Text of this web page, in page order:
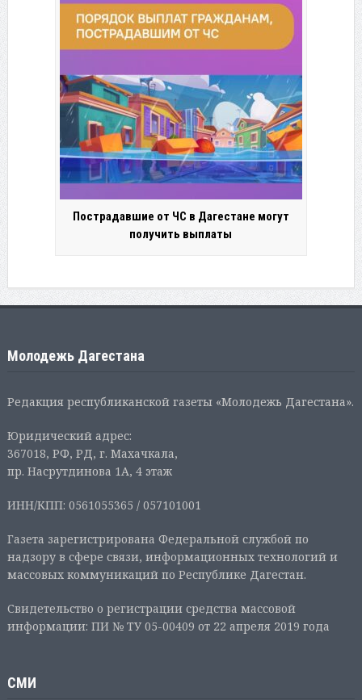
Пострадавшие от ЧС в Дагестане могут
получить выплаты
Молодежь Дагестана
Редакция республиканской газеты «Молодежь Дагестана».
Юридический адрес:
367018, РФ, РД, г. Махачкала,
пр. Насрутдинова 1А, 4 этаж
ИНН/КПП: 0561055365 / 057101001
Газета зарегистрирована Федеральной службой по
надзору в сфере связи, информационных технологий и
массовых коммуникаций по Республике Дагестан.
Свидетельство о регистрации средства массовой
информации: ПИ № ТУ 05-00409 от 22 апреля 2019 года
СМИ